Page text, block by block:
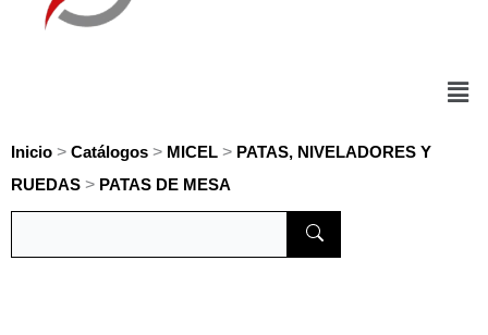
Inicio > Catálogos > MICEL > PATAS, NIVELADORES Y
RUEDAS > PATAS DE MESA